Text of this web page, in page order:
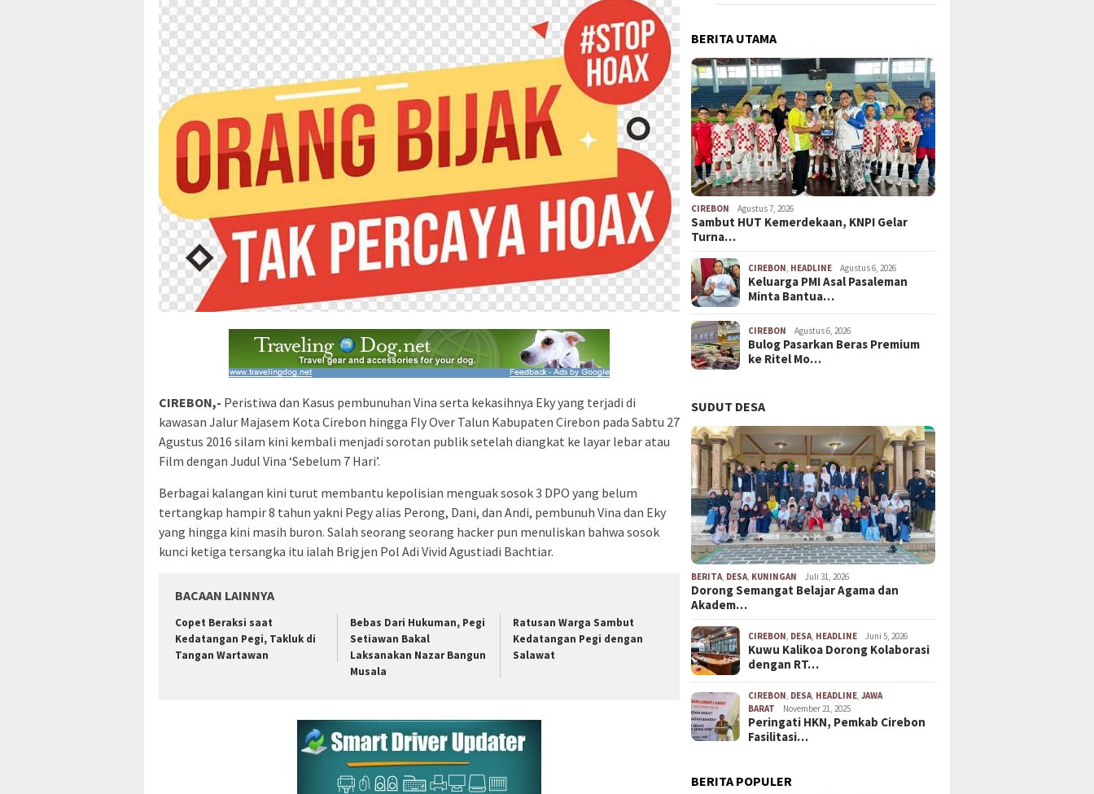
CIREBON,- Peristiwa dan Kasus pembunuhan Vina serta kekasihnya Eky yang terjadi di
kawasan Jalur Majasem Kota Cirebon hingga Fly Over Talun Kabupaten Cirebon pada Sabtu 27
Agustus 2016 silam kini kembali menjadi sorotan publik setelah diangkat ke layar lebar atau
Film dengan Judul Vina ‘Sebelum 7 Hari’.
Berbagai kalangan kini turut membantu kepolisian menguak sosok 3 DPO yang belum
tertangkap hampir 8 tahun yakni Pegy alias Perong, Dani, dan Andi, pembunuh Vina dan Eky
yang hingga kini masih buron. Salah seorang seorang hacker pun menuliskan bahwa sosok
kunci ketiga tersangka itu ialah Brigjen Pol Adi Vivid Agustiadi Bachtiar.
BACAAN LAINNYA
Copet Beraksi saat
Kedatangan Pegi, Takluk di
Tangan Wartawan
Bebas Dari Hukuman, Pegi
Setiawan Bakal
Laksanakan Nazar Bangun
Musala
Ratusan Warga Sambut
Kedatangan Pegi dengan
Salawat
BERITA UTAMA
CIREBON Agustus 7, 2026
Sambut HUT Kemerdekaan, KNPI Gelar
Turna…
CIREBON, HEADLINE Agustus 6, 2026
Keluarga PMI Asal Pasaleman
Minta Bantua…
CIREBON Agustus 6, 2026
Bulog Pasarkan Beras Premium
ke Ritel Mo…
SUDUT DESA
BERITA, DESA, KUNINGAN Juli 31, 2026
Dorong Semangat Belajar Agama dan
Akadem…
CIREBON, DESA, HEADLINE Juni 5, 2026
Kuwu Kalikoa Dorong Kolaborasi
dengan RT…
CIREBON, DESA, HEADLINE,JAWA
BARAT
November 21, 2025
Peringati HKN, Pemkab Cirebon
Fasilitasi…
BERITA POPULER